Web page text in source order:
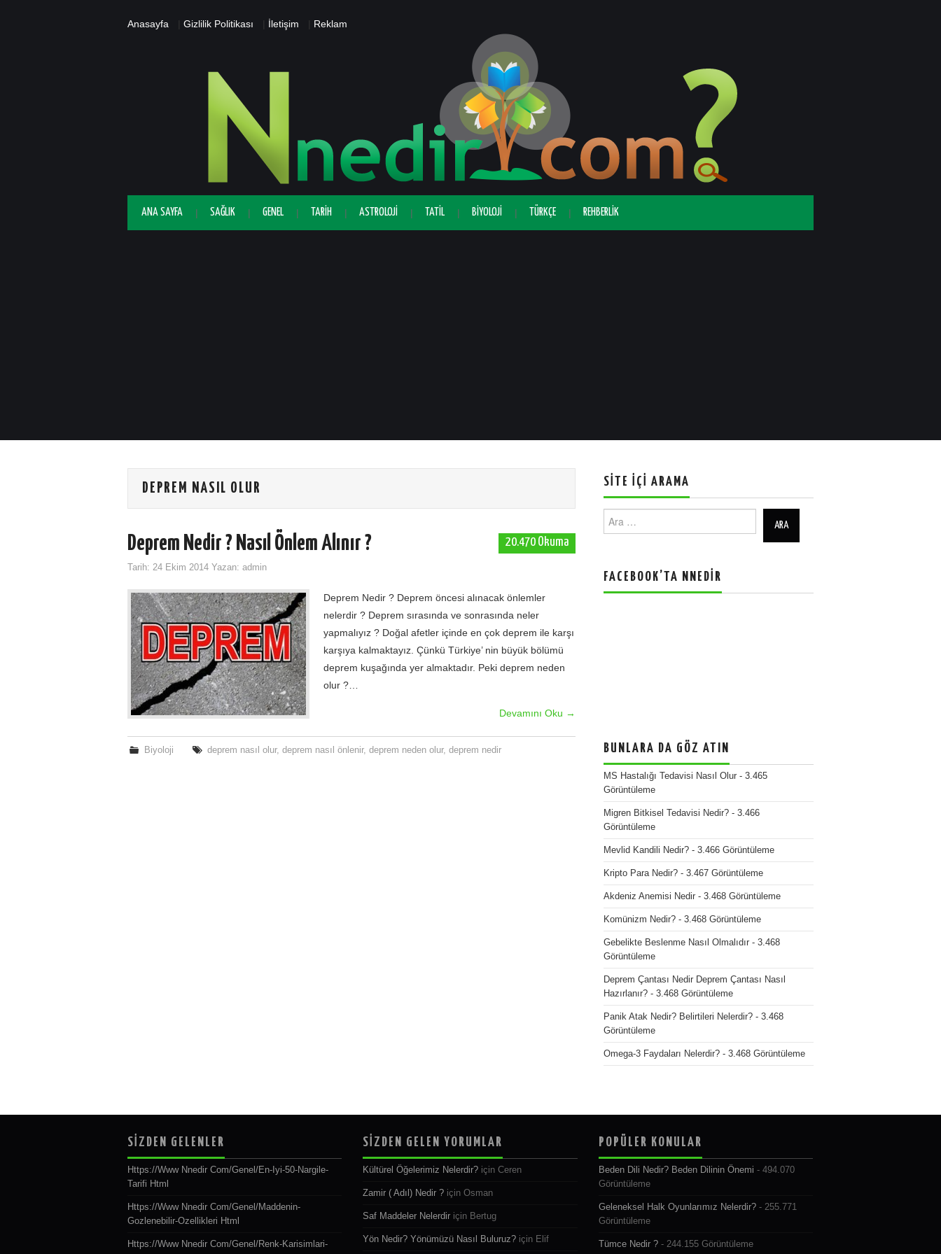
Anasayfa Gizlilik Politikası İletişim Reklam
ANA SAYFA SAĞLIK GENEL TARIH ASTROLOJI TATIL BIYOLOJI TÜRKÇE REHBERLIK
DEPREM NASIL OLUR
20.470 Okuma
Deprem Nedir ? Nasıl Önlem Alınır ?
Tarih: 24 Ekim 2014 Yazan: admin
Deprem Nedir ? Deprem öncesi alınacak önlemler
nelerdir ? Deprem sırasında ve sonrasında neler
yapmalıyız ? Doğal afetler içinde en çok deprem ile karşı
karşıya kalmaktayız. Çünkü Türkiye’ nin büyük bölümü
deprem kuşağında yer almaktadır. Peki deprem neden
olur ?…
Devamını Oku →
Biyoloji deprem nasıl olur,deprem nasıl önlenir,deprem neden olur,deprem nedir
SITE İÇI ARAMA
Ara:
FACEBOOK’TA NNEDIR
BUNLARA DA GÖZ ATIN
MS Hastalığı Tedavisi Nasıl Olur - 3.465
Görüntüleme
Migren Bitkisel Tedavisi Nedir? - 3.466
Görüntüleme
Mevlid Kandili Nedir? - 3.466 Görüntüleme
Kripto Para Nedir? - 3.467 Görüntüleme
Akdeniz Anemisi Nedir - 3.468 Görüntüleme
Komünizm Nedir? - 3.468 Görüntüleme
Gebelikte Beslenme Nasıl Olmalıdır - 3.468
Görüntüleme
Deprem Çantası Nedir Deprem Çantası Nasıl
Hazırlanır? - 3.468 Görüntüleme
Panik Atak Nedir? Belirtileri Nelerdir? - 3.468
Görüntüleme
Omega-3 Faydaları Nelerdir? - 3.468 Görüntüleme
SİZDEN GELENLER
Https://www Nnedir Com/genel/en-Iyi-50-Nargile-
Tarifi Html
Https://www Nnedir Com/genel/maddenin-
Gozlenebilir-Ozellikleri Html
Https://www Nnedir Com/genel/renk-Karisimlari-
SİZDEN GELEN YORUMLAR
Kültürel Öğelerimiz Nelerdir? içinCeren
Zamir ( Adıl) Nedir ? içinOsman
Saf Maddeler Nelerdir için Bertug
Yön Nedir? Yönümüzü Nasıl Buluruz? için Elif
POPÜLER KONULAR
Beden Dili Nedir? Beden Dilinin Önemi - 494.070
Görüntüleme
Geleneksel Halk Oyunlarımız Nelerdir?- 255.771
Görüntüleme
Tümce Nedir ?- 244.155 Görüntüleme